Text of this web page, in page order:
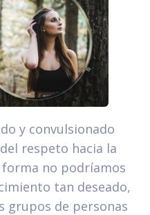
y convulsionado
respeto hacia la
no podríamos
tan deseado,
grupos de personas